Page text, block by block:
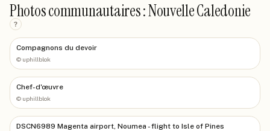
Photos communautaires : Nouvelle Caledonie
?
Compagnons du devoir
© uphillblok
Chef-d'œuvre
© uphillblok
DSCN6989 Magenta airport, Noumea - flight to Isle of Pines